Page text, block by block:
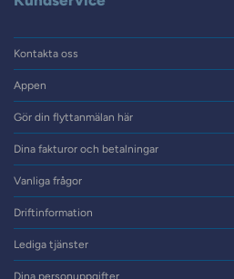
Kontakta oss
Appen
Gör din flyttanmälan här
Dina fakturor och betalningar
Vanliga frågor
Driftinformation
Lediga tjänster
Dina personuppgifter